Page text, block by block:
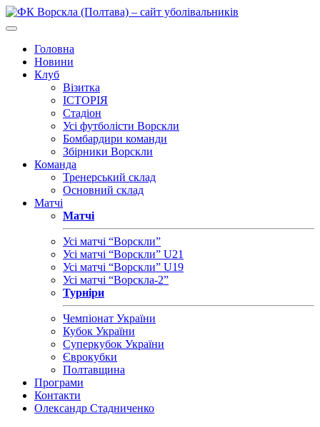
Головна
Новини
Клуб
Візитка
ІСТОРІЯ
Стадіон
Усі футболісти Ворскли
Бомбардири команди
Збірники Ворскли
Команда
Тренерський склад
Основний склад
Матчі
Матчі
Усі матчі “Ворскли”
Усі матчі “Ворскли” U21
Усі матчі “Ворскли” U19
Усі матчі “Ворскла-2”
Турніри
Чемпіонат України
Кубок України
Суперкубок України
Єврокубки
Полтавщина
Програми
Контакти
Олександр Стадниченко